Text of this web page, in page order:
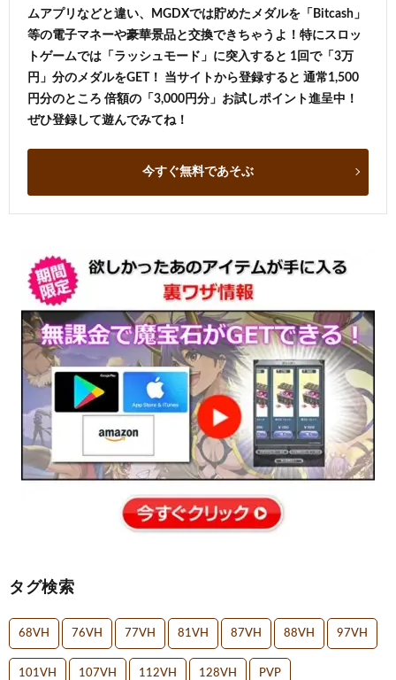
ムアプリなどと違い、MGDXでは貯めたメダルを「Bitcash」
等の電子マネーや豪華景品と交換できちゃうよ！特にスロッ
トゲームでは「ラッシュモード」に突入すると 1回で「3万
円」分のメダルをGET！ 当サイトから登録すると 通常1,500
円分のところ 倍額の「3,000円分」お試しポイント進呈中！
ぜひ登録して遊んでみてね！
今すぐ無料であそぶ
タグ検索
68VH 76VH 77VH 81VH 87VH 88VH 97VH
101VH 107VH 112VH 128VH PVP